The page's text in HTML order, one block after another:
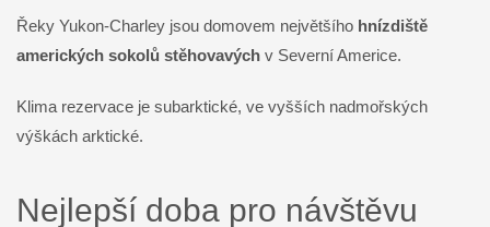
Řeky Yukon-Charley jsou domovem největšího hnízdiště
amerických sokolů stěhovavých v Severní Americe.
Klima rezervace je subarktické, ve vyšších nadmořských
výškách arktické.
Nejlepší doba pro návštěvu